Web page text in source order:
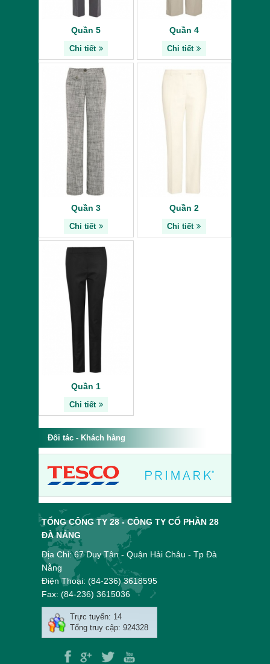
Quần 5
Chi tiết
Quần 4
Chi tiết
Quần 3
Chi tiết
Quần 2
Chi tiết
Quần 1
Chi tiết
Đối tác - Khách hàng
TỔNG CÔNG TY 28 - CÔNG TY CỔ PHẦN 28
ĐÀ NẴNG
Địa Chỉ: 67 Duy Tân - Quận Hải Châu - Tp Đà
Nẵng
Điện Thoại: (84-236) 3618595
Fax: (84-236) 3615036
Trực tuyến: 14
Tổng truy cập: 924328